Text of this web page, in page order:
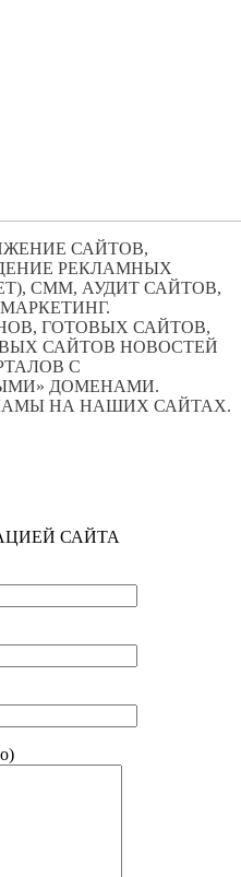
САЙТОВ,
РЕКЛАМНЫХ
СММ, АУДИТ САЙТОВ,
ГОТОВЫХ САЙТОВ,
САЙТОВ НОВОСТЕЙ
С
ДОМЕНАМИ.
НА НАШИХ САЙТАХ.
САЙТА